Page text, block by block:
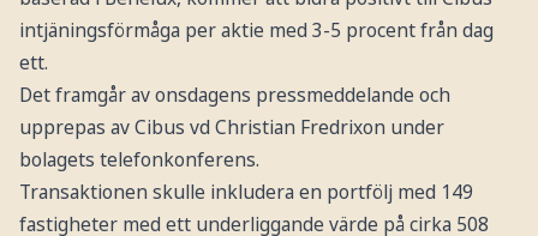
intjäningsförmåga per aktie med 3-5 procent från dag
ett.
Det framgår av onsdagens pressmeddelande och
upprepas av Cibus vd Christian Fredrixon under
bolagets telefonkonferens.
Transaktionen skulle inkludera en portfölj med 149
fastigheter med ett underliggande värde på cirka 508